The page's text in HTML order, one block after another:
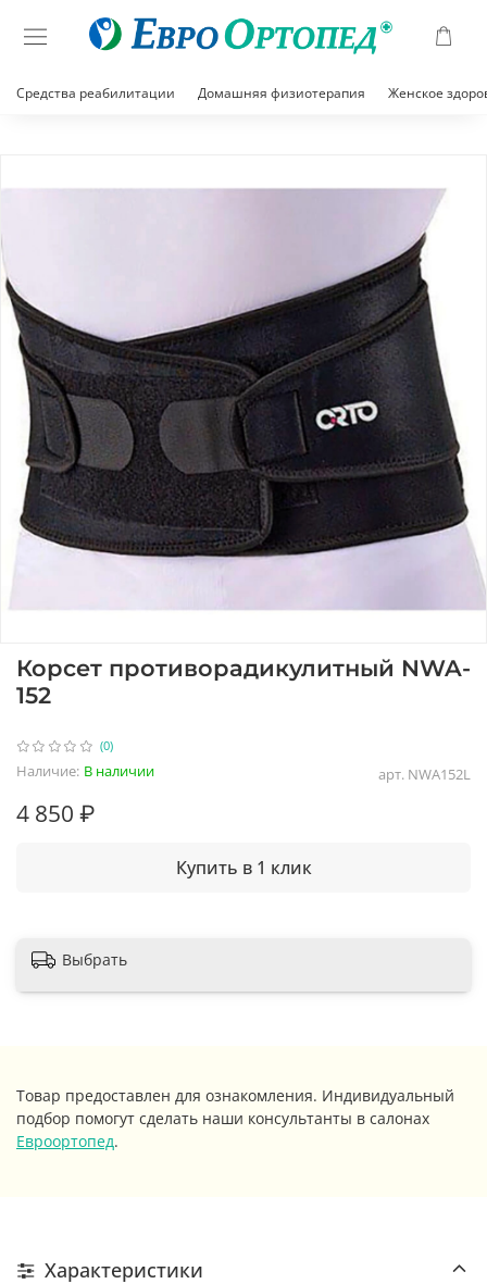
Средства реабилитации Домашняя физиотерапия Женское
(0)
арт. NWA152L
Наличие: В наличии
Корсет противорадикулитный NWA-
152
4 850 ₽
Купить в 1 клик
Выбрать
Товар предоставлен для ознакомления. Индивидуальный
подбор помогут сделать наши консультанты в салонах
Евроортопед.
Характеристики